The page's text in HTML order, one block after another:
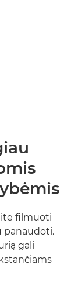
filmuoti
panaudoti.
gali